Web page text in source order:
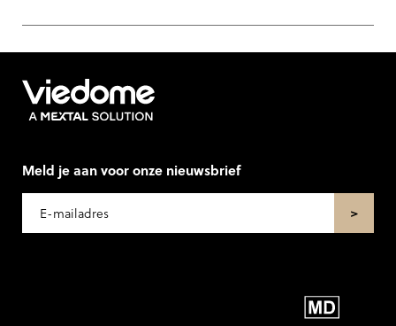
Meld je aan voor onze nieuwsbrief